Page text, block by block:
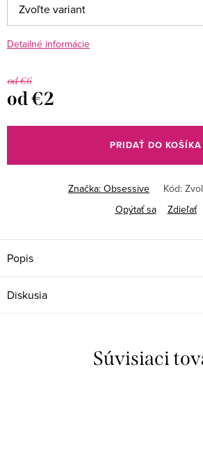
Detailné informácie
od €6
od€2
cena:
PRIDAŤ DO KOŠÍKA
Značka: Obsessive Kód:
Opýtať sa
Zdieľať
Popis
Diskusia
Súvisiaci